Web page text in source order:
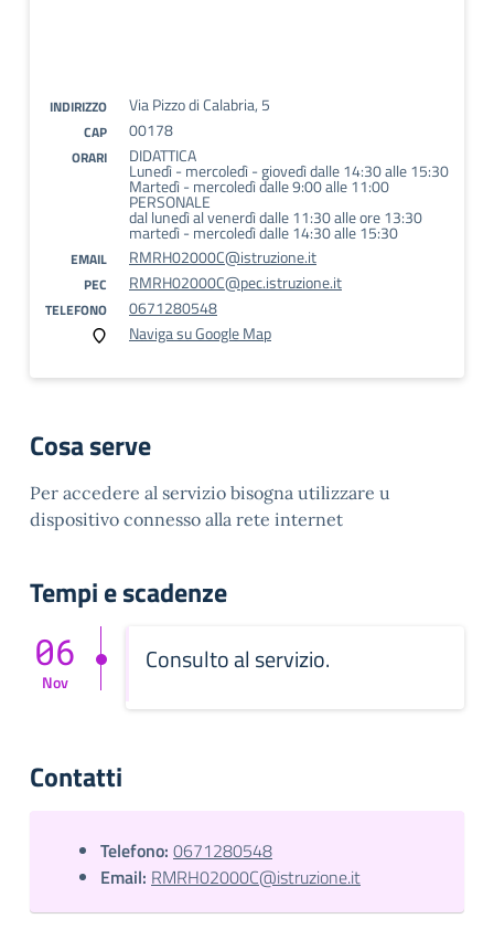
INDIRIZZO Via Pizzo di Calabria, 5
CAP 00178
ORARI DIDATTICA
Lunedì - mercoledì - giovedì dalle 14:30 alle 15:30
Martedì - mercoledì dalle 9:00 alle 11:00
PERSONALE
dal lunedì al venerdì dalle 11:30 alle ore 13:30
martedì - mercoledì dalle 14:30 alle 15:30
EMAIL RMRH02000C@istruzione.it
PEC RMRH02000C@pec.istruzione.it
TELEFONO
0671280548
Naviga su Google Map
Cosa serve
Per accedere al servizio bisogna utilizzare u
dispositivo connesso alla rete internet
Tempi e scadenze
Consulto al servizio.
06
Nov
Contatti
Telefono: 0671280548
Email: RMRH02000C@istruzione.it